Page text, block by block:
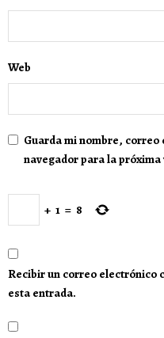
Web
Guarda mi nombre, correo
navegador para la próxima
+ 1 = 8
Recibir un correo electrónico
esta entrada.